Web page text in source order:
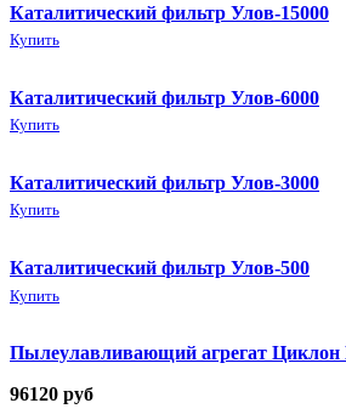
Каталитический фильтр Улов-15000
Купить
Каталитический фильтр Улов-6000
Купить
Каталитический фильтр Улов-3000
Купить
Каталитический фильтр Улов-500
Купить
Пылеулавливающий агрегат Циклон
96120 руб